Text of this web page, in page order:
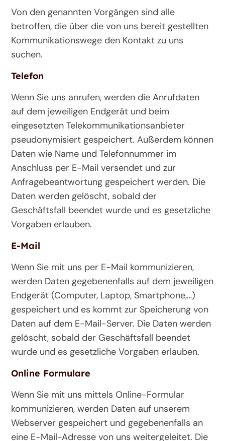
Von den genannten Vorgängen sind alle
betroffen, die über die von uns bereit gestellten
Kommunikationswege den Kontakt zu uns
suchen.
Telefon
Wenn Sie uns anrufen, werden die Anrufdaten
auf dem jeweiligen Endgerät und beim
eingesetzten Telekommunikationsanbieter
pseudonymisiert gespeichert. Außerdem können
Daten wie Name und Telefonnummer im
Anschluss per E-Mail versendet und zur
Anfragebeantwortung gespeichert werden. Die
Daten werden gelöscht, sobald der
Geschäftsfall beendet wurde und es gesetzliche
Vorgaben erlauben.
E-Mail
Wenn Sie mit uns per E-Mail kommunizieren,
werden Daten gegebenenfalls auf dem jeweiligen
Endgerät (Computer, Laptop, Smartphone,…)
gespeichert und es kommt zur Speicherung von
Daten auf dem E-Mail-Server. Die Daten werden
gelöscht, sobald der Geschäftsfall beendet
wurde und es gesetzliche Vorgaben erlauben.
Online Formulare
Wenn Sie mit uns mittels Online-Formular
kommunizieren, werden Daten auf unserem
Webserver gespeichert und gegebenenfalls an
eine E-Mail-Adresse von uns weitergeleitet. Die